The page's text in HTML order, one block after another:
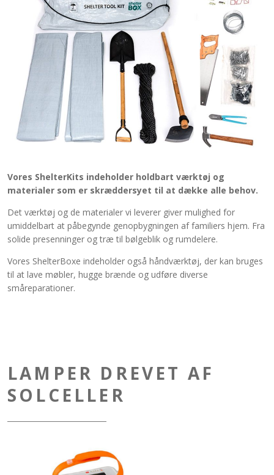
Vores ShelterKits indeholder holdbart værktøj og
materialer som er skræddersyet til at dække alle behov.
Det værktøj og de materialer vi leverer giver mulighed for
umiddelbart at påbegynde genopbygningen af familiers hjem. Fra
solide presenninger og træ til bølgeblik og rumdelere.
Vores ShelterBoxe indeholder også håndværktøj, der kan bruges
til at lave møbler, hugge brænde og udføre diverse
småreparationer.
LAMPER DREVET AF
SOLCELLER